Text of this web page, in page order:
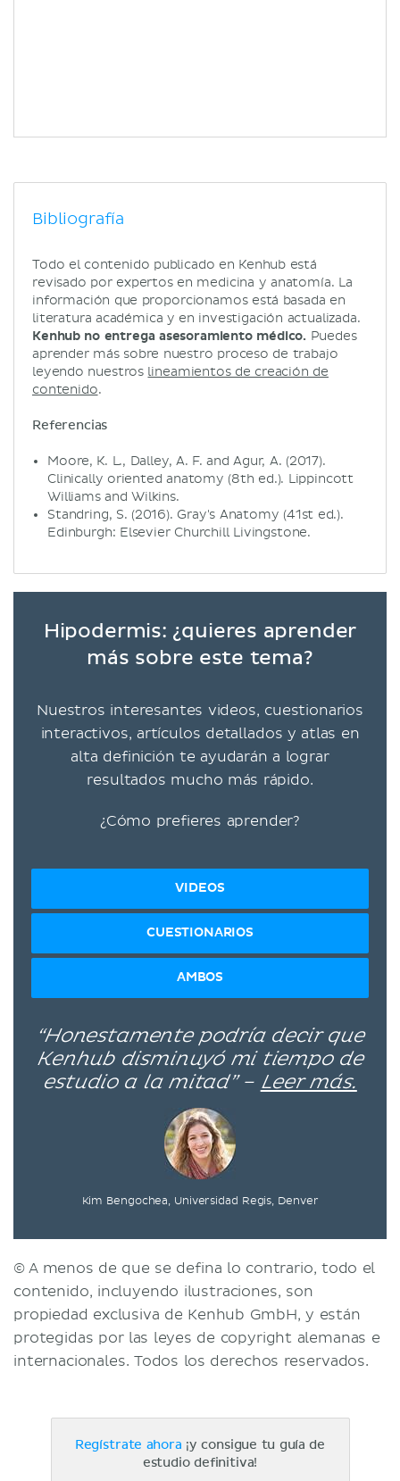
Bibliografía
Todo el contenido publicado en Kenhub está
revisado por expertos en medicina y anatomía. La
información que proporcionamos está basada en
literatura académica y en investigación actualizada.
Kenhub no entrega asesoramiento médico. Puedes
aprender más sobre nuestro proceso de trabajo
leyendo nuestros lineamientos de creación de
contenido.
Referencias
Moore, K. L., Dalley, A. F. and Agur, A. (2017).
Clinically oriented anatomy (8th ed.). Lippincott
Williams and Wilkins.
Standring, S. (2016). Gray's Anatomy (41st ed.).
Edinburgh: Elsevier Churchill Livingstone.
Hipodermis: ¿quieres aprender
más sobre este tema?
Nuestros interesantes videos, cuestionarios
interactivos, artículos detallados y atlas en
alta definición te ayudarán a lograr
resultados mucho más rápido.
¿Cómo prefieres aprender?
VIDEOS
CUESTIONARIOS
AMBOS
“Honestamente podría decir que
Kenhub disminuyó mi tiempo de
estudio a la mitad” – Leer más.
Kim Bengochea, Universidad Regis, Denver
© A menos de que se defina lo contrario, todo el
contenido, incluyendo ilustraciones, son
propiedad exclusiva de Kenhub GmbH, y están
protegidas por las leyes de copyright alemanas e
internacionales. Todos los derechos reservados.
Regístrate ahora ¡y consigue tu guía de
estudio definitiva!